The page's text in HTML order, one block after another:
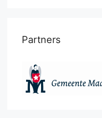
Partners